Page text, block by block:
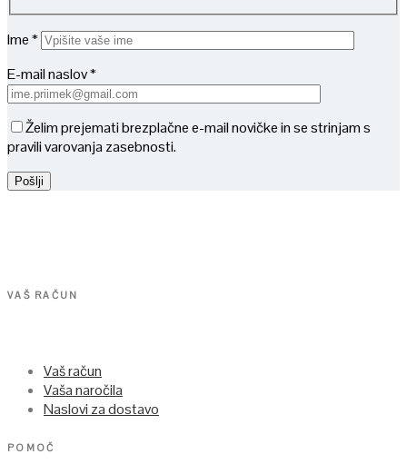
Ime *
E-mail naslov *
Želim prejemati brezplačne e-mail novičke in se strinjam s
pravili varovanja zasebnosti.
VAŠ RAČUN
Vaš račun
Vaša naročila
Naslovi za dostavo
POMOČ